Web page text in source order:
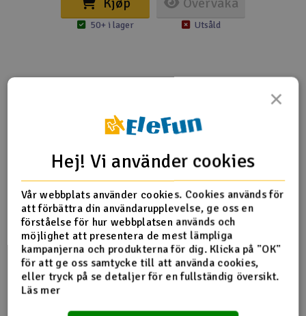
50+ i lager Utsåld
EC5
Produktrecensioner
Tyvärr ingen feedback om denna produkt ännu.
×
Hej! Vi använder cookies
Vår webbplats använder cookies. Cookies används för
att förbättra din användarupplevelse, ge oss en
förståelse för hur webbplatsen används och
möjlighet att presentera de mest lämpliga
kampanjerna och produkterna för dig. Klicka på "OK"
för att ge oss samtycke till att använda cookies,
eller tryck på se detaljer för en fullständig översikt.
Läs mer